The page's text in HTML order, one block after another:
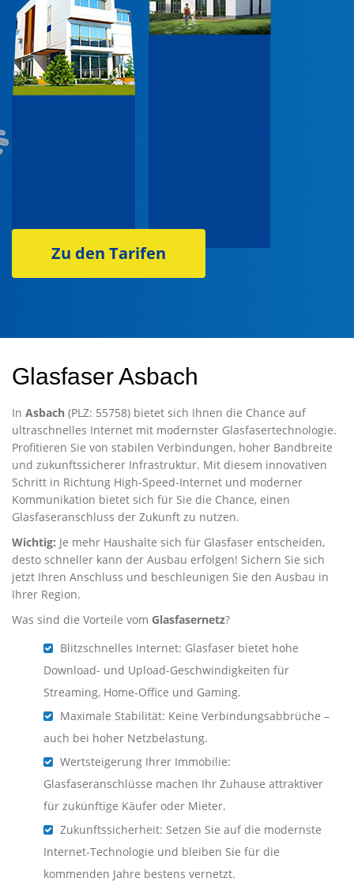
Zu den Tarifen
Glasfaser Asbach
In Asbach (PLZ: 55758) bietet sich Ihnen die Chance auf
ultraschnelles Internet mit modernster Glasfasertechnologie.
Profitieren Sie von stabilen Verbindungen, hoher Bandbreite
und zukunftssicherer Infrastruktur. Mit diesem innovativen
Schritt in Richtung High-Speed-Internet und moderner
Kommunikation bietet sich für Sie die Chance, einen
Glasfaseranschluss der Zukunft zu nutzen.
Wichtig: Je mehr Haushalte sich für Glasfaser entscheiden,
desto schneller kann der Ausbau erfolgen! Sichern Sie sich
jetzt Ihren Anschluss und beschleunigen Sie den Ausbau in
Ihrer Region.
Was sind die Vorteile vom Glasfasernetz?
Blitzschnelles Internet: Glasfaser bietet hohe
Download- und Upload-Geschwindigkeiten für
Streaming, Home-Office und Gaming.
Maximale Stabilität: Keine Verbindungsabbrüche –
auch bei hoher Netzbelastung.
Wertsteigerung Ihrer Immobilie:
Glasfaseranschlüsse machen Ihr Zuhause attraktiver
für zukünftige Käufer oder Mieter.
Zukunftssicherheit: Setzen Sie auf die modernste
Internet-Technologie und bleiben Sie für die
kommenden Jahre bestens vernetzt.